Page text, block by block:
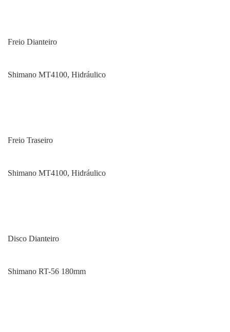
Freio Dianteiro
Shimano MT4100, Hidráulico
Freio Traseiro
Shimano MT4100, Hidráulico
Disco Dianteiro
Shimano RT-56 180mm